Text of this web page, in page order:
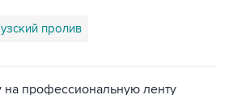
пролив
на профессиональную ленту